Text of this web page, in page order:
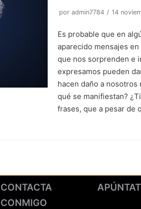
poradmin7784 14
Es probable que en
aparecido mensajes
que nos sorprenden e
expresamos pueden
hacen daño a nosotros
qué se manifiestan?
frases, que a pesar de
CONTACTA
CONMIGO